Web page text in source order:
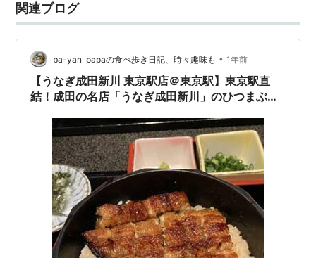
関連ブログ
ba-yan_papaの食べ歩き日記、時々趣味も • 1年前
【うなぎ成田新川 東京駅店＠東京駅】東京駅直
結！成田の名店「うなぎ成田新川」のひつまぶし